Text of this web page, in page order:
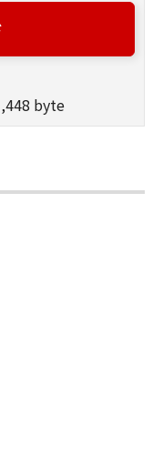
をコンピュー
ールすること、
出すこと、も
れも含むものと
。お客様はま
使用すること
許諾ソフトウ
きます。その
指定ユーザ」
とにつき、す
ものとしま
諾、譲渡、頒
、第三者に
しくは利用さ
byte